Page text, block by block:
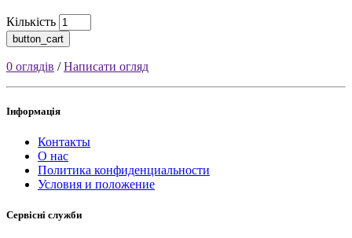
Кількість
button_cart
0 оглядів /Написати огляд
Інформація
Контакты
О нас
Политика конфиденциальности
Условия и положение
Сервісні служби